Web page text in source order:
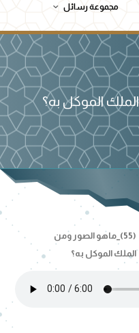
مجموعة رسائل
(55)_ماهو الصور ومن
الملك الموكل به؟